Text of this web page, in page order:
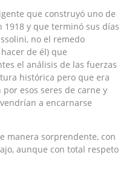
que construyó uno de
y que terminó sus días
no el remedo
de él) que
el análisis de las fuerzas
histórica pero que era
esos seres de carne y
a encarnarse
manera sorprendente, con
aunque con total respeto